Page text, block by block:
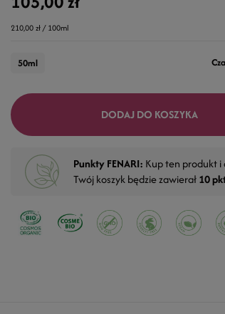
210,00 zł / 100ml
50ml
DODAJ DO KOSZYKA
Punkty FENARI: Kup ten produkt i
Twój koszyk będzie zawierał10